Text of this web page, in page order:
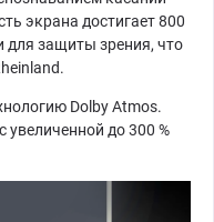
экрана достигает 800
для защиты зрения, что
Dolby Atmos.
увеличенной до 300 %